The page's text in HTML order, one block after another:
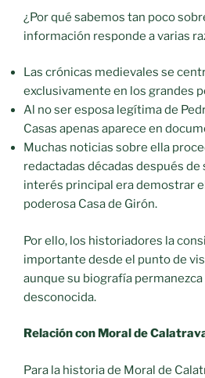
¿Por qué sabemos tan poco
información responde a varias
Las crónicas medievales se
exclusivamente en los grandes
Al no ser esposa legítima de
Casas apenas aparece en
Muchas noticias sobre ella
redactadas décadas después
interés principal era demostrar
poderosa Casa de Girón.
Por ello, los historiadores la
importante desde el punto de
aunque su biografía
desconocida.
Relación con Moral de
Para la historia de Moral de